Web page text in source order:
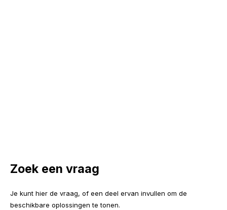
Zoek een vraag
Je kunt hier de vraag, of een deel ervan invullen om de
beschikbare oplossingen te tonen.